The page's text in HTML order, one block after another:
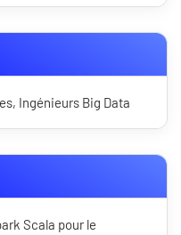
Ingénieurs Big Data
Scala pour le